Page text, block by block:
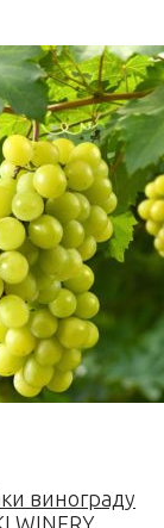
винограду
WINERY